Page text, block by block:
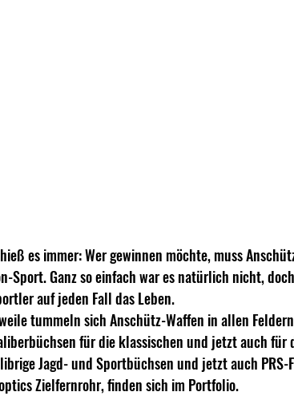
es immer: Wer gewinnen möchte, muss
Sport. Ganz so einfach war es natürlich nicht,
auf jeden Fall das Leben.
tummeln sich Anschütz-Waffen in allen
für die klassischen und jetzt auch für
Jagd- und Sportbüchsen und jetzt auch PRS-
Zielfernrohr, finden sich im Portfolio.